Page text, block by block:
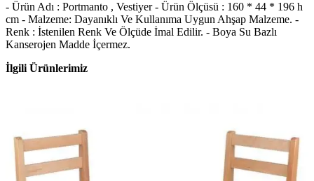
- Ürün Adı : Portmanto , Vestiyer - Ürün Ölçüsü : 160 * 44 * 196 h
cm - Malzeme: Dayanıklı Ve Kullanıma Uygun Ahşap Malzeme. -
Renk : İstenilen Renk Ve Ölçüde İmal Edilir. - Boya Su Bazlı
Kanserojen Madde İçermez.
İlgili Ürünlerimiz